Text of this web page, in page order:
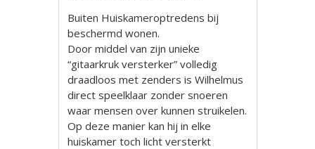
Buiten Huiskameroptredens bij
beschermd wonen.
Door middel van zijn unieke
“gitaarkruk versterker” volledig
draadloos met zenders is Wilhelmus
direct speelklaar zonder snoeren
waar mensen over kunnen struikelen.
Op deze manier kan hij in elke
huiskamer toch licht versterkt